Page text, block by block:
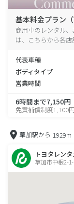
基本料金プラン（
商用車のレンタル
は、こちらから各店
代表車種
ボディタイプ
営業時間
6時間まで7,150円
免責補償制度1,100円
草加駅から 1929m
トヨタレン
草加市中根2-1-